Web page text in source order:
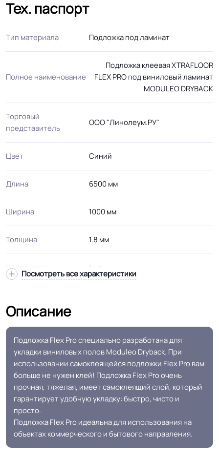
Тех. паспорт
Тип материала Подложка под ламинат
Полное наименование
Подложка клеевая XTRAFLOOR
FLEX PRO под виниловый ламинат
MODULEO DRYBACK
Торговый
представитель
ООО "Линолеум.РУ"
Цвет Синий
Длина 6500 мм
Ширина 1000 мм
Толщина 1.8 мм
В 1 упаковке 1 шт
Область применения
Для клеевых видов ламината
MODULEO DRYBACK
Страна производства Бельгии
Особенности
коллекции
Экономит время и деньги: не
нужен клей, по готовому полу
можно сразу начать ходить
Посмотреть все характеристики
Описание
Подложка Flex Pro специально разработана для
укладки виниловых полов Moduleo Dryback. При
использовании самоклеящейся подложки Flex Pro вам
больше не нужен клей! Подложка Flex Pro очень
прочная, тяжелая, имеет самоклеящий слой, который
гарантирует удобную укладку: быстро, чисто и
просто.
Подложка Flex Pro идеальна для использования на
объектах коммерческого и бытового направления.